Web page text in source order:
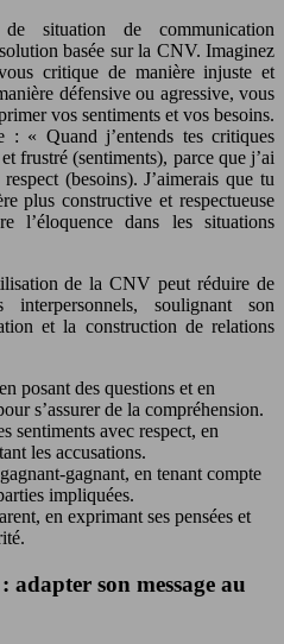
situation de communication
basée sur la CNV. Imaginez
critique de manière injuste et
défensive ou agressive, vous
vos sentiments et vos besoins.
: « Quand j’entends tes critiques
frustré (sentiments), parce que j’ai
(besoins). J’aimerais que tu
plus constructive et respectueuse
l’éloquence dans les situations
de la CNV peut réduire de
soulignant son
et la construction de relations
posant des questions et en
s’assurer de la compréhension.
sentiments avec respect, en
les accusations.
gagnant, en tenant compte
impliquées.
en exprimant ses pensées et
son message au